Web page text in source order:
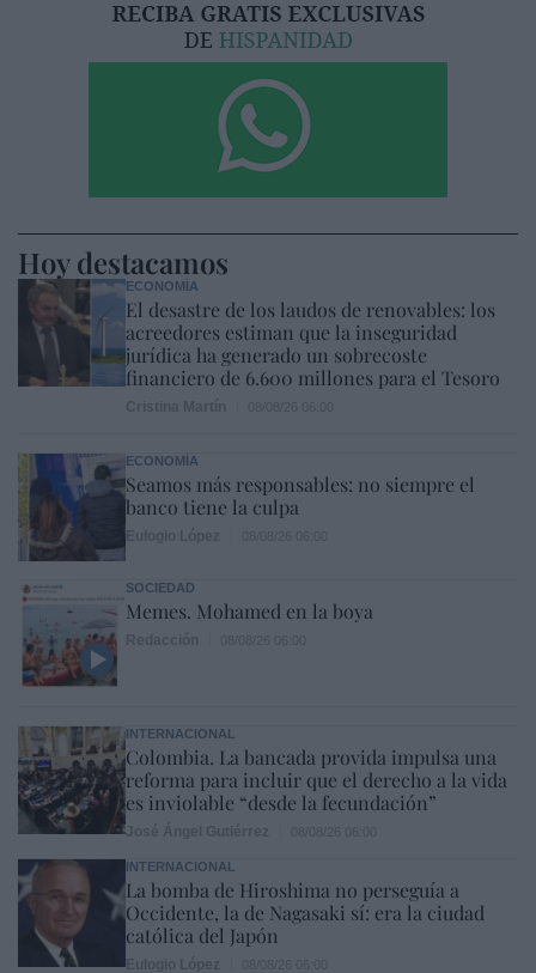
Hoy destacamos
ECONOMÍA
El desastre de los laudos de renovables: los
acreedores estiman que la inseguridad
jurídica ha generado un sobrecoste
financiero de 6.600 millones para el Tesoro
ECONOMÍA
Seamos más responsables: no siempre el
banco tiene la culpa
SOCIEDAD
Memes. Mohamed en la boya
INTERNACIONAL
Colombia. La bancada provida impulsa una
reforma para incluir que el derecho a la vida
es inviolable “desde la fecundación”
INTERNACIONAL
La bomba de Hiroshima no perseguía a
Occidente, la de Nagasaki sí: era la ciudad
católica del Japón